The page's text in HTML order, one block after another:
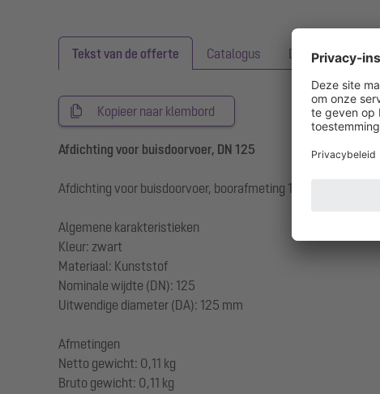
Tekst van de offerte Catalogus Downloads
Kopieer naar klembord
Afdichting voor buisdoorvoer, DN 125
Afdichting voor buisdoorvoer, boorafmeting 134 mm
Algemene karakteristieken
Kleur: zwart
Materiaal: Kunststof
Nominale wijdte (DN): 125
Uitwendige diameter (DA): 125 mm
Afmetingen
Netto gewicht: 0,11 kg
Bruto gewicht: 0,11 kg